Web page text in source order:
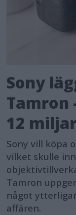
Sony
Tamron
12
Sony vill köpa
vilket skulle
Tamron
något
affären.